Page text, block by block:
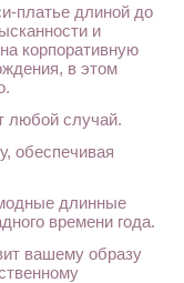
платье длиной до
и
корпоративную
в этом
любой случай.
обеспечивая
длинные
времени года.
вашему образу